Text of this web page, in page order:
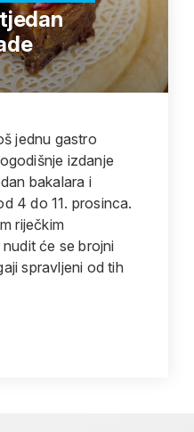
jednu gastro
izdanje
bakalara i
4 do 11. prosinca.
riječkim
će se brojni
spravljeni od tih